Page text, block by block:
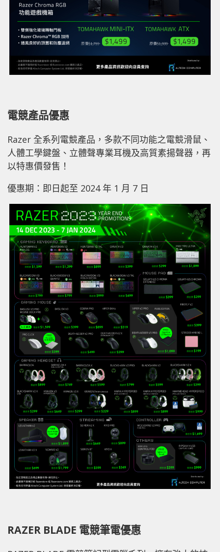
電競產品優惠
Razer 全系列電競產品，多款不同功能之電競滑鼠、
人體工學鍵盤、立體聲專業耳機及高質素揚聲器，再
以特惠價發售！
優惠期：即日起至 2024 年 1 月 7 日
RAZER BLADE 電競筆電優惠